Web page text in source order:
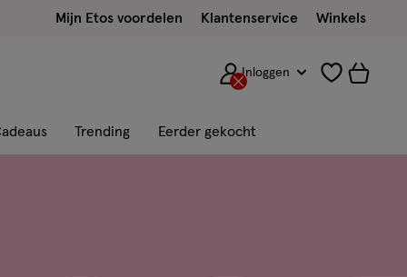
Mijn Etos voordelen Klantenservice Winkels
Inloggen
Trending Eerder gekocht